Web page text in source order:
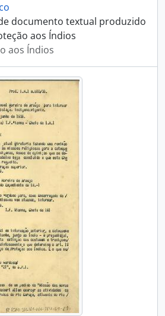
documento textual produzido
aos Índios
aos Índios